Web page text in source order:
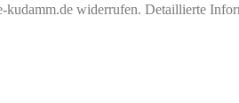
widerrufen. Detaillierte